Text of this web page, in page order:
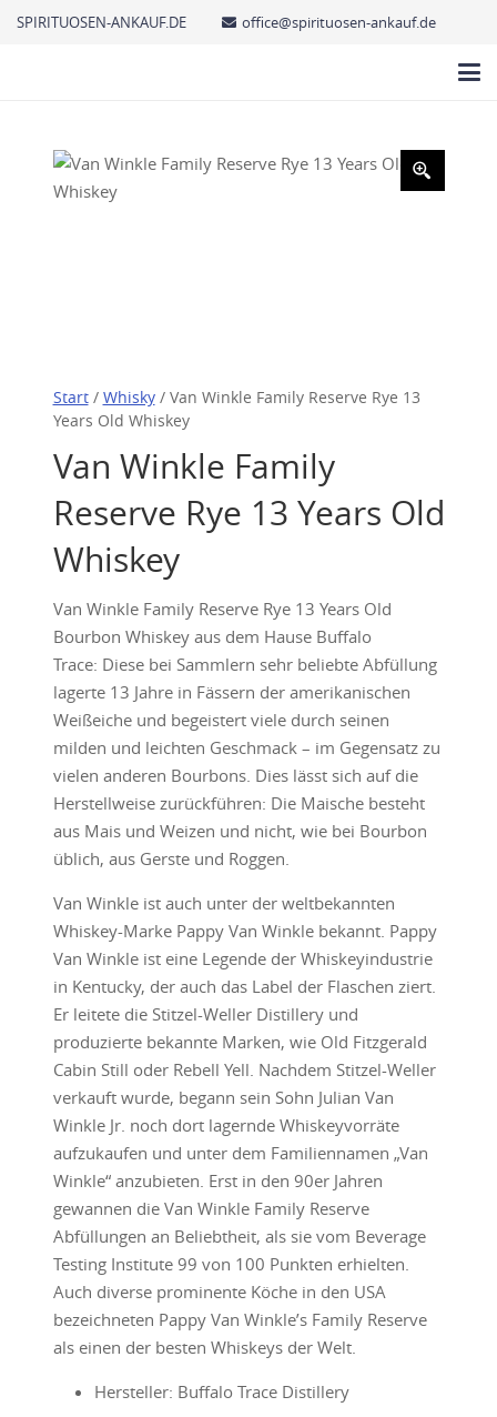
SPIRITUOSEN-ANKAUF.DE office@spirituosen-ankauf.de
Start/ Whisky/ Van Winkle Family Reserve Rye 13
Years Old Whiskey
Van Winkle Family
Reserve Rye 13 Years Old
Whiskey
Van Winkle Family Reserve Rye 13 Years Old
Bourbon Whiskey aus dem Hause Buffalo
Trace: Diese bei Sammlern sehr beliebte Abfüllung
lagerte 13 Jahre in Fässern der amerikanischen
Weißeiche und begeistert viele durch seinen
milden und leichten Geschmack – im Gegensatz zu
vielen anderen Bourbons. Dies lässt sich auf die
Herstellweise zurückführen: Die Maische besteht
aus Mais und Weizen und nicht, wie bei Bourbon
üblich, aus Gerste und Roggen.
Van Winkle ist auch unter der weltbekannten
Whiskey-Marke Pappy Van Winkle bekannt. Pappy
Van Winkle ist eine Legende der Whiskeyindustrie
in Kentucky, der auch das Label der Flaschen ziert.
Er leitete die Stitzel-Weller Distillery und
produzierte bekannte Marken, wie Old Fitzgerald
Cabin Still oder Rebell Yell. Nachdem Stitzel-Weller
verkauft wurde, begann sein Sohn Julian Van
Winkle Jr. noch dort lagernde Whiskeyvorräte
aufzukaufen und unter dem Familiennamen „Van
Winkle“ anzubieten. Erst in den 90er Jahren
gewannen die Van Winkle Family Reserve
Abfüllungen an Beliebtheit, als sie vom Beverage
Testing Institute 99 von 100 Punkten erhielten.
Auch diverse prominente Köche in den USA
bezeichneten Pappy Van Winkle’s Family Reserve
als einen der besten Whiskeys der Welt.
Hersteller: Buffalo Trace Distillery